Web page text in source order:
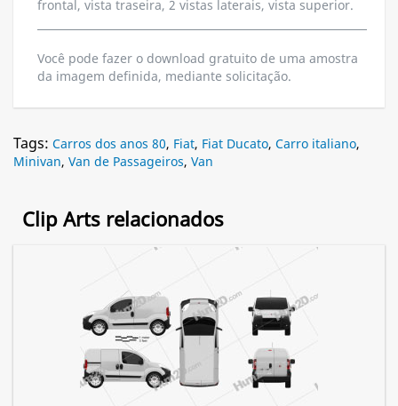
frontal, vista traseira, 2 vistas laterais, vista superior.
Você pode fazer o download gratuito de uma amostra
da imagem definida, mediante solicitação.
Tags: Carros dos anos 80, Fiat, Fiat Ducato, Carro italiano,
Minivan, Van de Passageiros, Van
Clip Arts relacionados